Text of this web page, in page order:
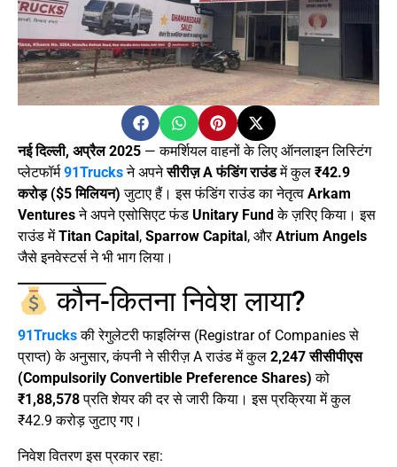
नई दिल्ली, अप्रैल 2025 — कमर्शियल वाहनों के लिए ऑनलाइन लिस्टिंग
प्लेटफॉर्म91Trucksने अपनेसीरीज़ A फंडिंग राउंडमें कुल ₹42.9
करोड़ ($5 मिलियन) जुटाए हैं। इस फंडिंग राउंड का नेतृत्व Arkam
Venturesने अपने एसोसिएट फंड Unitary Fund के ज़रिए किया। इस
राउंड मेंTitan Capital , Sparrow Capital , औरAtrium Angels
जैसे इनवेस्टर्स ने भी भाग लिया।
कौन-कितना निवेश लाया?
91Trucksकी रेगुलेटरी फाइलिंग्स (Registrar of Companies से
प्राप्त) के अनुसार, कंपनी ने सीरीज़ A राउंड में कुल 2,247 सीसीपीएस
(Compulsorily Convertible Preference Shares) को
₹1,88,578प्रति शेयर की दर से जारी किया। इस प्रक्रिया में कुल
₹42.9 करोड़ जुटाए गए।
निवेश वितरण इस प्रकार रहा: